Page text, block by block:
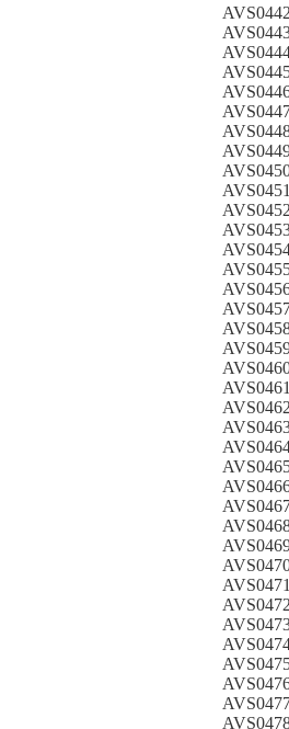
AVS0442
AVS0451
AVS0452
AVS0461
AVS0462
AVS0471
AVS0472